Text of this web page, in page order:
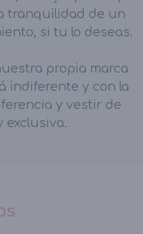
tranquilidad de un
si tu lo deseas.
propia marca
indiferente y con la
y vestir de
exclusiva.